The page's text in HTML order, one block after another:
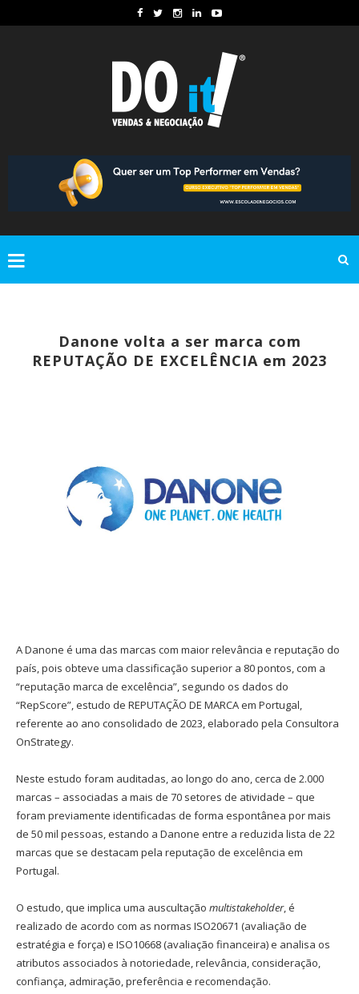
Danone volta a ser marca com
REPUTAÇÃO DE EXCELÊNCIA em 2023
A Danone é uma das marcas com maior relevância e reputação do
país, pois obteve uma classificação superior a 80 pontos, com a
“reputação marca de excelência”, segundo os dados do
“RepScore”, estudo de REPUTAÇÃO DE MARCA em Portugal,
referente ao ano consolidado de 2023, elaborado pela Consultora
OnStrategy.
Neste estudo foram auditadas, ao longo do ano, cerca de 2.000
marcas – associadas a mais de 70 setores de atividade – que
foram previamente identificadas de forma espontânea por mais
de 50 mil pessoas, estando a Danone entre a reduzida lista de 22
marcas que se destacam pela reputação de excelência em
Portugal.
O estudo, que implica uma auscultação multistakeholder, é
realizado de acordo com as normas ISO20671 (avaliação de
estratégia e força) e ISO10668 (avaliação financeira) e analisa os
atributos associados à notoriedade, relevância, consideração,
confiança, admiração, preferência e recomendação.